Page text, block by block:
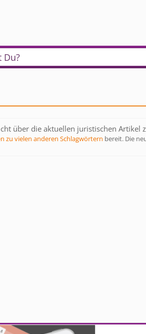
Du?
über die aktuellen juristischen Artikel
zu vielen anderen Schlagwörtern bereit. Die